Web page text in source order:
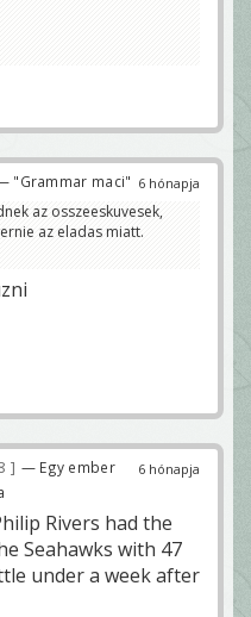
6 hónapja
"Grammar maci"
az osszeeskuvesek,
az eladas miatt.
6 hónapja
— Egy ember
Rivers had the
Seahawks with 47
under a week after